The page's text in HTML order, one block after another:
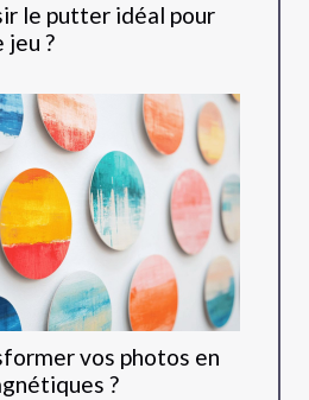
le putter idéal pour
?
vos photos en
?